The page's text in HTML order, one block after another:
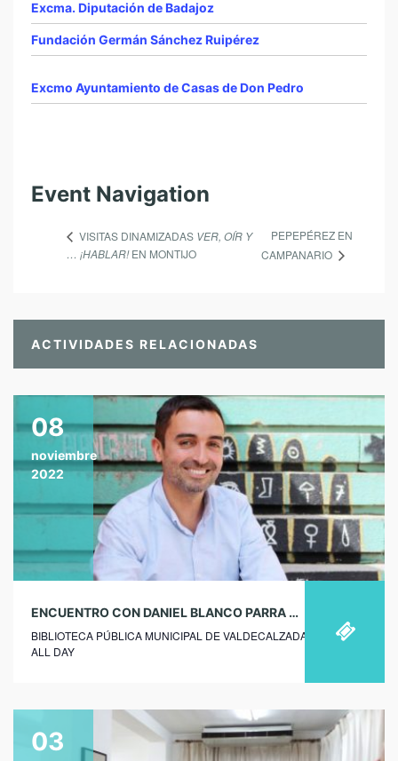
Excma. Diputación de Badajoz
Fundación Germán Sánchez Ruipérez
Excmo Ayuntamiento de Casas de Don Pedro
Event Navigation
VISITAS DINAMIZADAS VER, OÍR Y
… ¡HABLAR!EN MONTIJO
PEPEPÉREZ EN
CAMPANARIO
ACTIVIDADES RELACIONADAS
08
noviembre
2022
ENCUENTRO CON DANIEL BLANCO PARRA EN LA BIBLIOTECA PÚBLICA MUNICIPAL DE VALDECALZADA
BIBLIOTECA PÚBLICA MUNICIPAL DE VALDECALZADA
ALL DAY
03